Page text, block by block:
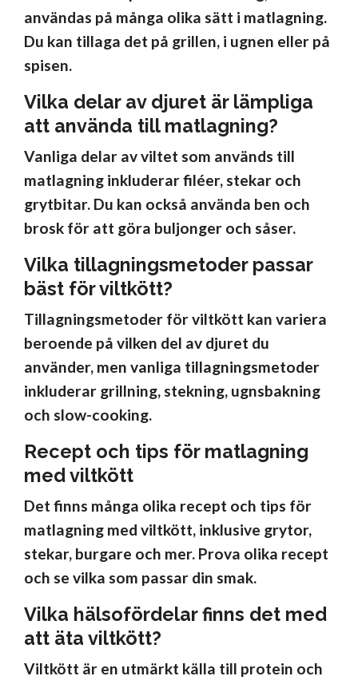
användas på många olika sätt i matlagning.
Du kan tillaga det på grillen, i ugnen eller på
spisen.
Vilka delar av djuret är lämpliga
att använda till matlagning?
Vanliga delar av viltet som används till
matlagning inkluderar filéer, stekar och
grytbitar. Du kan också använda ben och
brosk för att göra buljonger och såser.
Vilka tillagningsmetoder passar
bäst för viltkött?
Tillagningsmetoder för viltkött kan variera
beroende på vilken del av djuret du
använder, men vanliga tillagningsmetoder
inkluderar grillning, stekning, ugnsbakning
och slow-cooking.
Recept och tips för matlagning
med viltkött
Det finns många olika recept och tips för
matlagning med viltkött, inklusive grytor,
stekar, burgare och mer. Prova olika recept
och se vilka som passar din smak.
Vilka hälsofördelar finns det med
att äta viltkött?
Viltkött är en utmärkt källa till protein och